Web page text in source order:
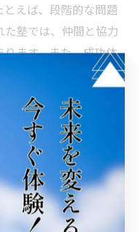
えば、段階的な問題
塾では、仲間と協力
ます。また、成功体
識が徐々に解消され
経験を積むことが、
活かす
ラムを活用すること
、苦手分野に特化し
よる定着支援が受け